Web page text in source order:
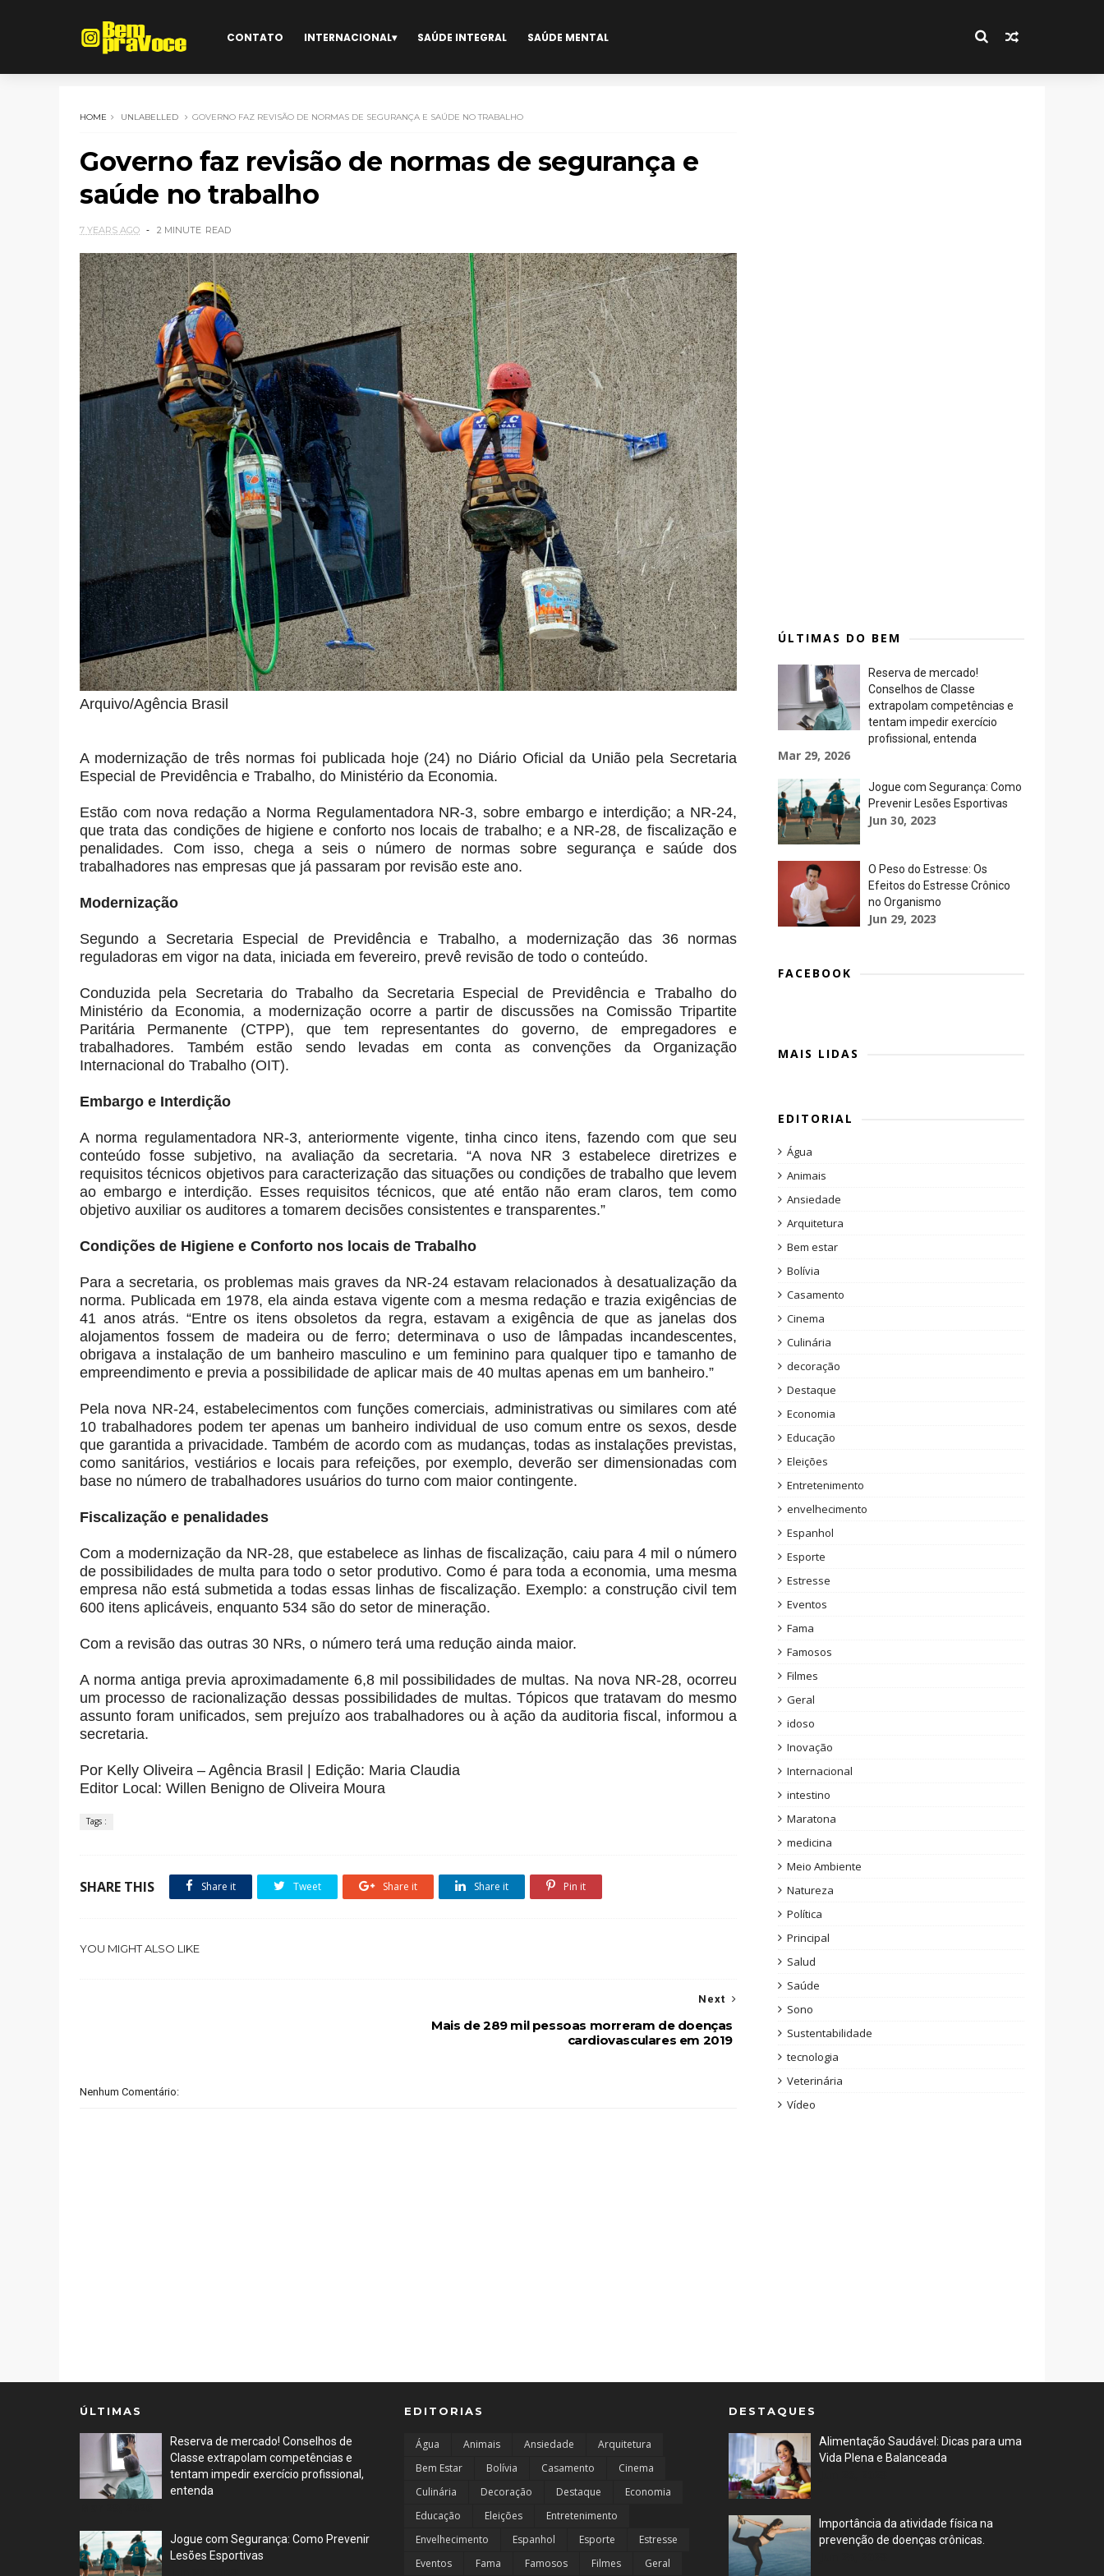
CONTATO INTERNACIONAL SAÚDE INTEGRAL SAÚDE MENTAL
HOME UNLABELLED GOVERNO FAZ REVISÃO DE NORMAS DE SEGURANÇA E SAÚDE NO TRABALHO
Governo faz revisão de normas de segurança e
saúde no trabalho
7 YEARS AGO 2 MINUTE READ
Arquivo/Agência Brasil
A modernização de três normas foi publicada hoje (24) no Diário Oficial da União pela Secretaria
Especial de Previdência e Trabalho, do Ministério da Economia.
Estão com nova redação a Norma Regulamentadora NR-3, sobre embargo e interdição; a NR-24,
que trata das condições de higiene e conforto nos locais de trabalho; e a NR-28, de fiscalização e
penalidades. Com isso, chega a seis o número de normas sobre segurança e saúde dos
trabalhadores nas empresas que já passaram por revisão este ano.
Modernização
Segundo a Secretaria Especial de Previdência e Trabalho, a modernização das 36 normas
reguladoras em vigor na data, iniciada em fevereiro, prevê revisão de todo o conteúdo.
Conduzida pela Secretaria do Trabalho da Secretaria Especial de Previdência e Trabalho do
Ministério da Economia, a modernização ocorre a partir de discussões na Comissão Tripartite
Paritária Permanente (CTPP), que tem representantes do governo, de empregadores e
trabalhadores. Também estão sendo levadas em conta as convenções da Organização
Internacional do Trabalho (OIT).
Embargo e Interdição
A norma regulamentadora NR-3, anteriormente vigente, tinha cinco itens, fazendo com que seu
conteúdo fosse subjetivo, na avaliação da secretaria. “A nova NR 3 estabelece diretrizes e
requisitos técnicos objetivos para caracterização das situações ou condições de trabalho que levem
ao embargo e interdição. Esses requisitos técnicos, que até então não eram claros, tem como
objetivo auxiliar os auditores a tomarem decisões consistentes e transparentes.”
Condições de Higiene e Conforto nos locais de Trabalho
Para a secretaria, os problemas mais graves da NR-24 estavam relacionados à desatualização da
norma. Publicada em 1978, ela ainda estava vigente com a mesma redação e trazia exigências de
41 anos atrás. “Entre os itens obsoletos da regra, estavam a exigência de que as janelas dos
alojamentos fossem de madeira ou de ferro; determinava o uso de lâmpadas incandescentes,
obrigava a instalação de um banheiro masculino e um feminino para qualquer tipo e tamanho de
empreendimento e previa a possibilidade de aplicar mais de 40 multas apenas em um banheiro.”
Pela nova NR-24, estabelecimentos com funções comerciais, administrativas ou similares com até
10 trabalhadores podem ter apenas um banheiro individual de uso comum entre os sexos, desde
que garantida a privacidade. Também de acordo com as mudanças, todas as instalações previstas,
como sanitários, vestiários e locais para refeições, por exemplo, deverão ser dimensionadas com
base no número de trabalhadores usuários do turno com maior contingente.
Fiscalização e penalidades
Com a modernização da NR-28, que estabelece as linhas de fiscalização, caiu para 4 mil o número
de possibilidades de multa para todo o setor produtivo. Como é para toda a economia, uma mesma
empresa não está submetida a todas essas linhas de fiscalização. Exemplo: a construção civil tem
600 itens aplicáveis, enquanto 534 são do setor de mineração.
Com a revisão das outras 30 NRs, o número terá uma redução ainda maior.
A norma antiga previa aproximadamente 6,8 mil possibilidades de multas. Na nova NR-28, ocorreu
um processo de racionalização dessas possibilidades de multas. Tópicos que tratavam do mesmo
assunto foram unificados, sem prejuízo aos trabalhadores ou à ação da auditoria fiscal, informou a
secretaria.
Por Kelly Oliveira – Agência Brasil | Edição: Maria Claudia
Editor Local: Willen Benigno de Oliveira Moura
Tags :
SHARE THIS Share it Tweet Share it Share it Pin it
YOU MIGHT ALSO LIKE
Next
Mais de 289 mil pessoas morreram de doenças
cardiovasculares em 2019
Nenhum Comentário:
ÚLTIMAS DO BEM
Reserva de mercado!
Conselhos de Classe
extrapolam competências e
tentam impedir exercício
profissional, entenda
Mar 29, 2026
Jogue com Segurança: Como
Prevenir Lesões Esportivas
Jun 30, 2023
O Peso do Estresse: Os
Efeitos do Estresse Crônico
no Organismo
Jun 29, 2023
FACEBOOK
MAIS LIDAS
EDITORIAL
Água
Animais
Ansiedade
Arquitetura
Bem estar
Bolívia
Casamento
Cinema
Culinária
decoração
Destaque
Economia
Educação
Eleições
Entretenimento
envelhecimento
Espanhol
Esporte
Estresse
Eventos
Fama
Famosos
Filmes
Geral
idoso
Inovação
Internacional
intestino
Maratona
medicina
Meio Ambiente
Natureza
Política
Principal
Salud
Saúde
Sono
Sustentabilidade
tecnologia
Veterinária
Vídeo
ÚLTIMAS
Reserva de mercado! Conselhos de
Classe extrapolam competências e
tentam impedir exercício profissional,
entenda
Jogue com Segurança: Como Prevenir
Lesões Esportivas
EDITORIAS
Água Animais Ansiedade
Arquitetura
Bem Estar
Bolívia Casamento
Cinema
Culinária
Decoração Destaque
Economia
Educação
Eleições
Entretenimento
Envelhecimento
Espanhol Esporte
Estresse
Eventos
Fama Famosos Filmes Geral
DESTAQUES
Alimentação Saudável: Dicas para uma
Vida Plena e Balanceada
Importância da atividade física na
prevenção de doenças crônicas.